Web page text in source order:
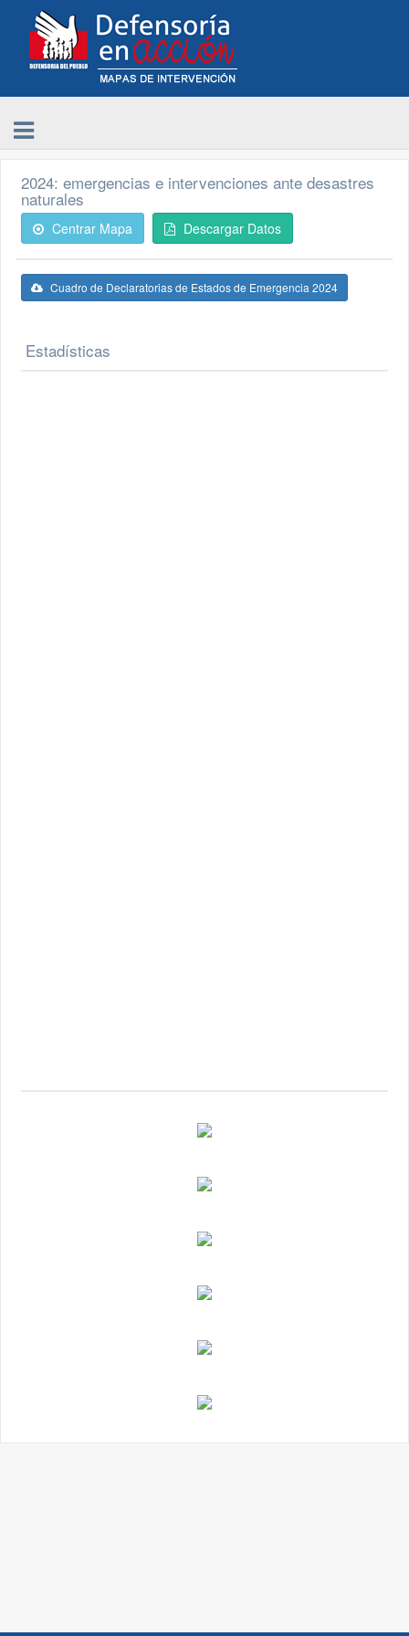
2024: emergencias e intervenciones ante desastres
naturales
Centrar Mapa Descargar Datos
Cuadro de Declaratorias de Estados de Emergencia 2024
Estadísticas